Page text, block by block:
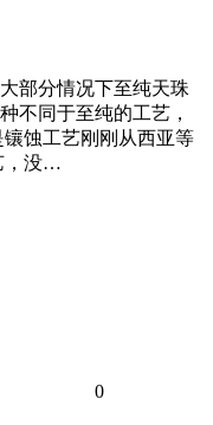
部分情况下至纯天珠
不同于至纯的工艺，
蚀工艺刚刚从西亚等
，没…
0